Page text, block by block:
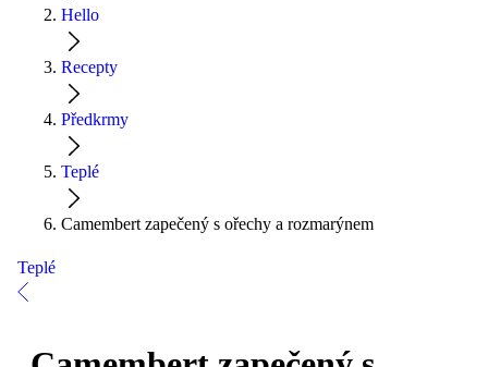
Hello
Recepty
Předkrmy
Teplé
Camembert zapečený s ořechy a rozmarýnem
Teplé